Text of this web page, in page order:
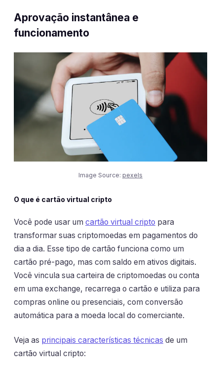
Aprovação instantânea e
funcionamento
Image Source: pexels
O que é cartão virtual cripto
Você pode usar um cartão virtual cripto para
transformar suas criptomoedas em pagamentos do
dia a dia. Esse tipo de cartão funciona como um
cartão pré-pago, mas com saldo em ativos digitais.
Você vincula sua carteira de criptomoedas ou conta
em uma exchange, recarrega o cartão e utiliza para
compras online ou presenciais, com conversão
automática para a moeda local do comerciante.
Veja as principais características técnicas de um
cartão virtual cripto: